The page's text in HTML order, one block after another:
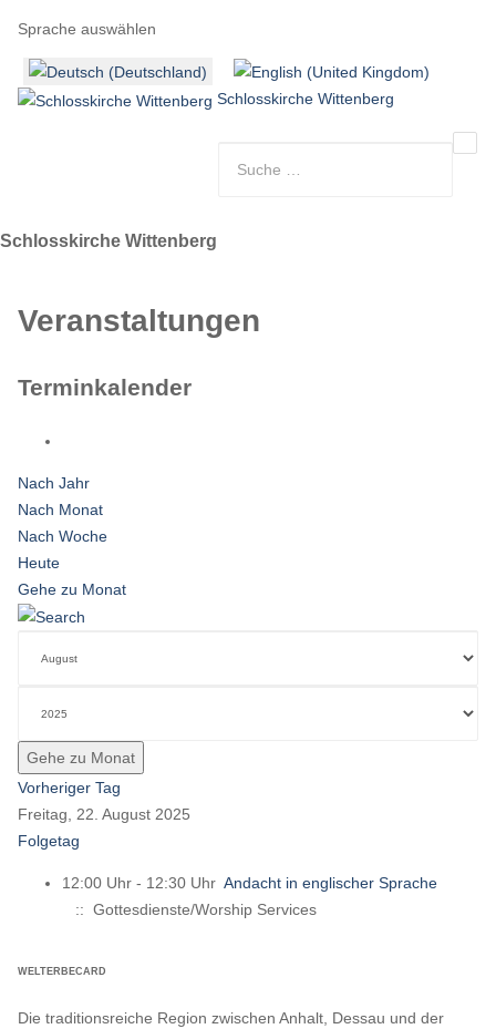
Sprache auswählen
Schlosskirche Wittenberg
Schlosskirche Wittenberg
Veranstaltungen
Terminkalender
Nach Jahr
Nach Monat
Nach Woche
Heute
Gehe zu Monat
Gehe zu Monat
Vorheriger Tag
Freitag, 22. August 2025
Folgetag
12:00 Uhr - 12:30 Uhr Andacht in englischer Sprache
:: Gottesdienste/Worship Services
WELTERBECARD
Die traditionsreiche Region zwischen Anhalt, Dessau und der